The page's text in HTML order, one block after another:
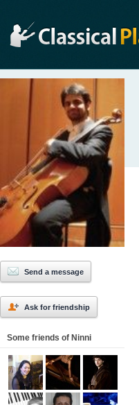
Send a message
Ask for friendship
Some friends of Ninni